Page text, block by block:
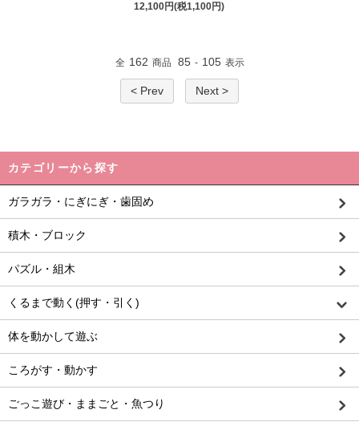
12,100円(税1,100円)
全 162 商品 85 - 105 表示
< Prev Next >
カテゴリーから探す
ガラガラ・にぎにぎ・歯固め
積木・ブロック
パズル・組木
くるまで動く(押す・引く)
体を動かして遊ぶ
ころがす・動かす
ごっこ遊び・ままごと・魚つり